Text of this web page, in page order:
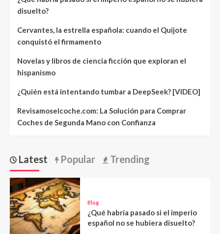
disuelto?
Cervantes, la estrella española: cuando el Quijote
conquistó el firmamento
Novelas y libros de ciencia ficción que exploran el
hispanismo
¿Quién está intentando tumbar a DeepSeek? [VIDEO]
Revisamoselcoche.com: La Solución para Comprar
Coches de Segunda Mano con Confianza
Latest Popular Trending
Blog
¿Qué habría pasado si el imperio
español no se hubiera disuelto?